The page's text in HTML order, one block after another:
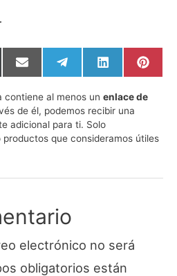
Compartir
en
Email
Compartir
en
Telegram
Compartir
en
LinkedIn
en
contiene al menos un enlace de
de él, podemos recibir una
adicional para ti. Solo
que consideramos útiles
electrónico no será
obligatorios están